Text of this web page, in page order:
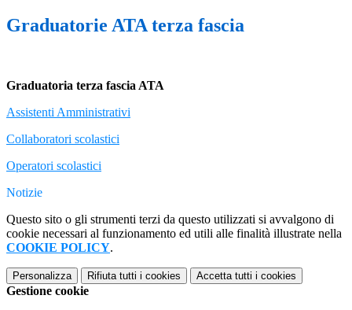
Graduatorie ATA terza fascia
Graduatoria terza fascia ATA
Assistenti Amministrativi
Collaboratori scolastici
Operatori scolastici
Notizie
Questo sito o gli strumenti terzi da questo utilizzati si avvalgono di
cookie necessari al funzionamento ed utili alle finalità illustrate nella
COOKIE POLICY.
Personalizza Rifiuta tutti i cookies Accetta tutti i cookies
Gestione cookie